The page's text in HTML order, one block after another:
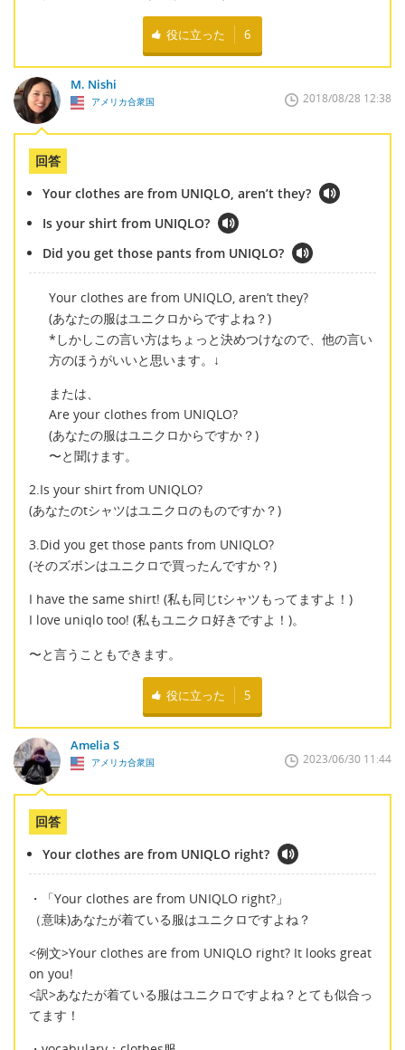
役に立った 6
M. Nishi
アメリカ合衆国 2018/08/28 12:38
回答
Your clothes are from UNIQLO, aren’t they?
Is your shirt from UNIQLO?
Did you get those pants from UNIQLO?
Your clothes are from UNIQLO, aren’t they?
(あなたの服はユニクロからですよね？)
*しかしこの言い方はちょっと決めつけなので、他の言い
方のほうがいいと思います。↓
または、
Are your clothes from UNIQLO?
(あなたの服はユニクロからですか？)
〜と聞けます。
2.Is your shirt from UNIQLO?
(あなたのtシャツはユニクロのものですか？)
3.Did you get those pants from UNIQLO?
(そのズボンはユニクロで買ったんですか？)
I have the same shirt! (私も同じtシャツもってますよ！)
I love uniqlo too! (私もユニクロ好きですよ！)。
〜と言うこともできます。
役に立った 5
Amelia S
アメリカ合衆国 2023/06/30 11:44
回答
Your clothes are from UNIQLO right?
・「Your clothes are from UNIQLO right?」
（意味)あなたが着ている服はユニクロですよね？
<例文>Your clothes are from UNIQLO right? It looks great
on you!
<訳>あなたが着ている服はユニクロですよね？とても似合っ
てます！